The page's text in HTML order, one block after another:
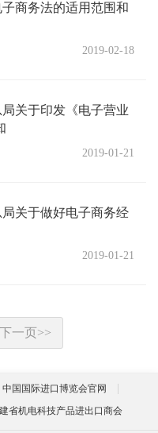
商务法的适用范围和
2019-02-18
关于印发《电子营业
2019-01-21
关于做好电子商务经
2019-01-21
下一页>>
中国国际进口博览会官网
省机电科技产品进出口商会